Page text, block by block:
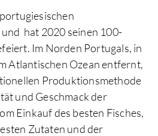
hat 2020 seinen 100-
Im Norden Portugals, in
Atlantischen Ozean entfernt,
Produktionsmethode
und Geschmack der
Einkauf des besten Fisches,
Zutaten und der